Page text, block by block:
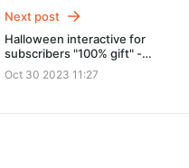
Next post
Halloween interactive for
subscribers "100% gift" -
results
Oct 30 2023 11:27